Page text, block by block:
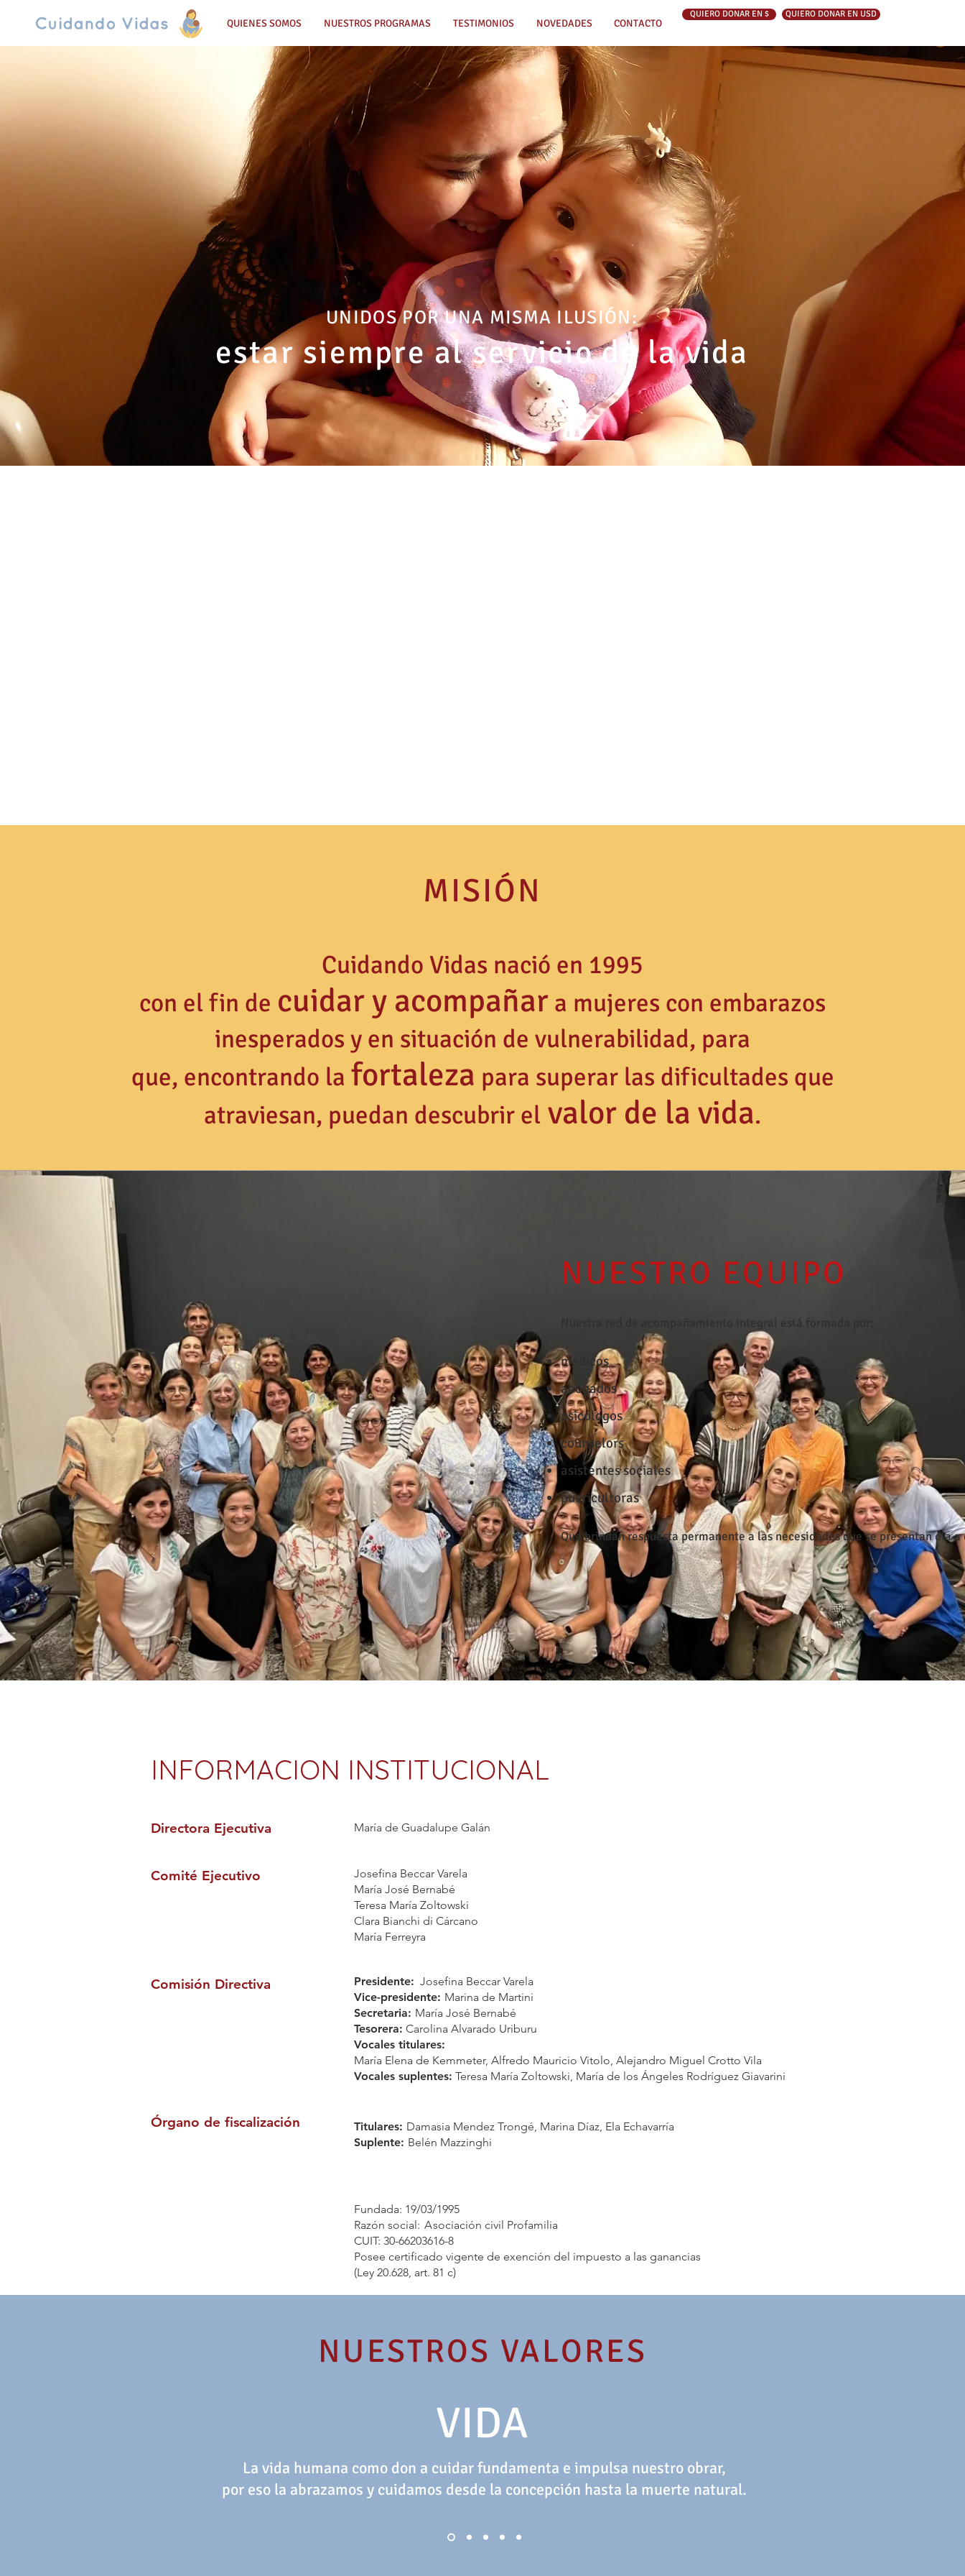
QUIENES SOMOS NUESTROS PROGRAMAS TESTIMONIOS NOVEDADES CONTACTO
QUIERO DONAR EN $ QUIERO DONAR EN USD
UNIDOS POR UNA MISMA ILUSIÓN:
estar siempre al servicio de la vida
MISIÓN
Cuidando Vidas nació en 1995
con el fin de cuidar y acompañar a mujeres con embarazos
inesperados y en situación de vulnerabilidad, para
que, encontrando la fortaleza para superar las dificultades que
atraviesan, puedan descubrir el valor de la vida.
Nuestra red de acompañamiento integral está formada por:
médicos
abogados
psicólogos
counselors
asistentes sociales
puericultoras
Que brindan respuesta permanente a las necesidades que se presentan día a
NUESTRO EQUIPO
INFORMACION INSTITUCIONAL
Directora Ejecutiva María de Guadalupe Galán
Comité Ejecutivo
Josefina Beccar Varela
María José Bernabé
Teresa María Zoltowski
Clara Bianchi di Cárcano
María Ferreyra
Comisión Directiva Presidente: Josefina Beccar Varela
Vice-presidente: Marina de Martini
Secretaria: María José Bernabé
Tesorera: Carolina Alvarado Uriburu
Vocales titulares:
María Elena de Kemmeter, Alfredo Mauricio Vitolo, Alejandro Miguel Crotto Vila
Vocales suplentes: Teresa María Zoltowski, María de los Ángeles Rodríguez Giavarini
Órgano de fiscalización Titulares: Damasia Mendez Trongé, Marina Díaz, Ela Echavarría
Suplente: Belén Mazzinghi
Fundada: 19/03/1995
Razón social: Asociación civil Profamilia
CUIT: 30-66203616-8
Posee certificado vigente de exención del impuesto a las ganancias
(Ley 20.628, art. 81 c)
NUESTROS VALORES
VIDA
La vida humana como don a cuidar fundamenta e impulsa nuestro obrar,
por eso la abrazamos y cuidamos desde la concepción hasta la muerte natural.